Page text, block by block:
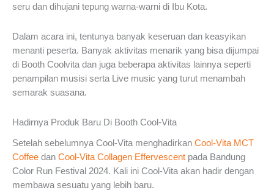
seru dan dihujani tepung warna-warni di Ibu Kota.
Dalam acara ini, tentunya banyak keseruan dan keasyikan
menanti peserta. Banyak aktivitas menarik yang bisa dijumpai
di Booth Coolvita dan juga beberapa aktivitas lainnya seperti
penampilan musisi serta Live music yang turut menambah
semarak suasana.
Hadirnya Produk Baru Di Booth Cool-Vita
Setelah sebelumnya Cool-Vita menghadirkan Cool-Vita MCT
Coffee dan Cool-Vita Collagen Effervescent pada Bandung
Color Run Festival 2024. Kali ini Cool-Vita akan hadir dengan
membawa sesuatu yang lebih baru.